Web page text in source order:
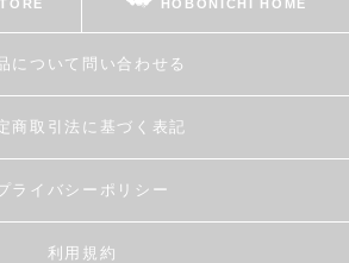
HOBONICHI HOME
について問い合わせる
商取引法に基づく表記
ライバシーポリシー
利用規約